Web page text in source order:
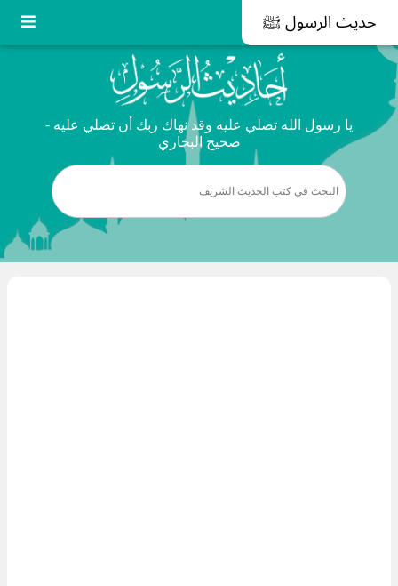
حديث الرسول ﷺ
يا رسول الله تصلي عليه وقد نهاك ربك أن تصلي عليه -
صحيح البخاري